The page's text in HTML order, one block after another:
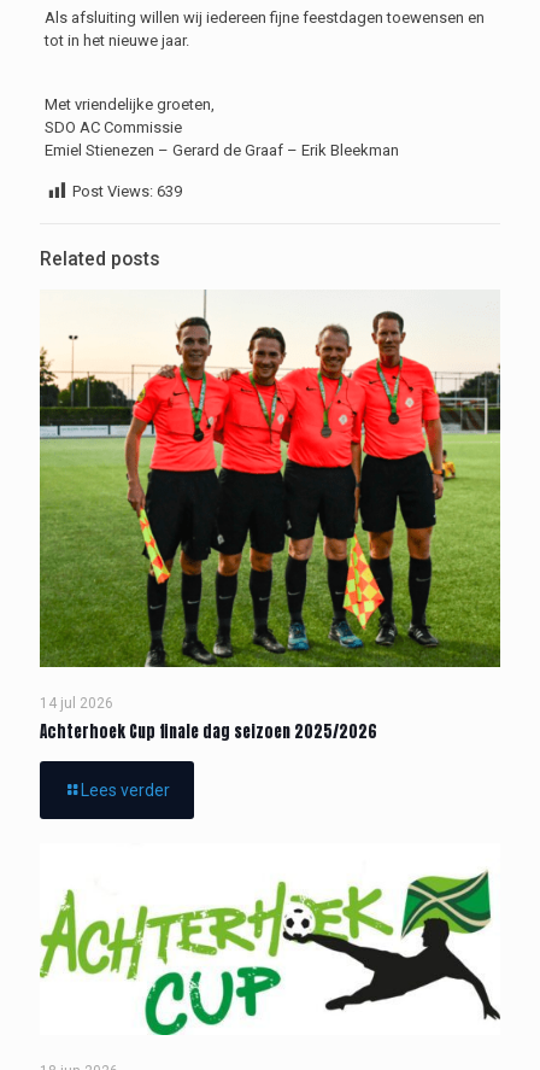
Als afsluiting willen wij iedereen fijne feestdagen toewensen en
tot in het nieuwe jaar.
Met vriendelijke groeten,
SDO AC Commissie
Emiel Stienezen – Gerard de Graaf – Erik Bleekman
Post Views: 639
Related posts
14 jul 2026
Achterhoek Cup finale dag seizoen 2025/2026
Lees verder